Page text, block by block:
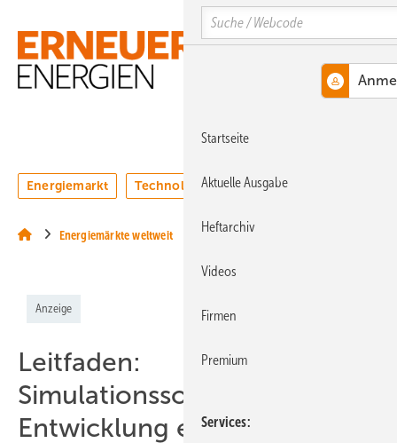
Hauptinhalt
Hauptmenü
SiteSearch
MENÜ
Energiemarkt Technologie Webinare
Energiemärkte weltweit
Anzeige
Leitfaden:
Simulationssoftware für die
Entwicklung effizienter
Search
Startseite
Aktuelle Ausgabe
Heftarchiv
Videos
Firmen
Premium
Services